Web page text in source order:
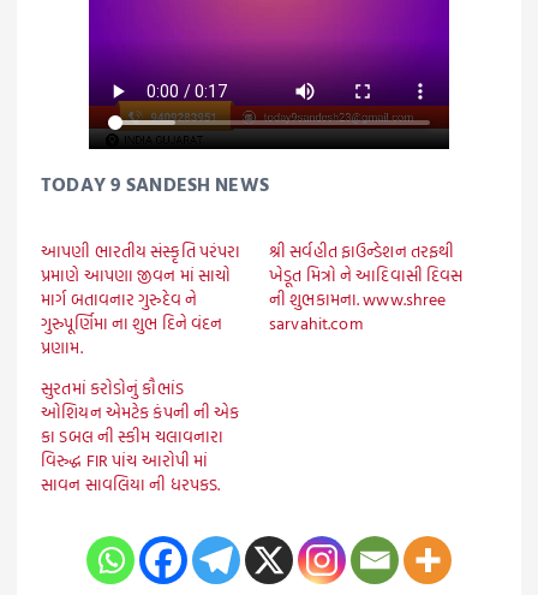
TODAY 9 SANDESH NEWS
આપણી ભારતીય સંસ્કૃતિ પરંપરા
પ્રમાણે આપણા જીવન માં સાચો
માર્ગ બતાવનાર ગુરુદેવ ને
ગુરુપૂર્ણિમા ના શુભ દિને વંદન
પ્રણામ.
શ્રી સર્વહીત ફાઉન્ડેશન તરફથી
ખેડૂત મિત્રો ને આદિવાસી દિવસ
ની શુભકામના. www.shree
sarvahit.com
સુરતમાં કરોડોનું કૌભાંડ
ઓશિયન એમટેક કંપની ની એક
કા ડબલ ની સ્કીમ ચલાવનારા
વિરુદ્ધ FIR પાંચ આરોપી માં
સાવન સાવલિયા ની ધરપકડ.